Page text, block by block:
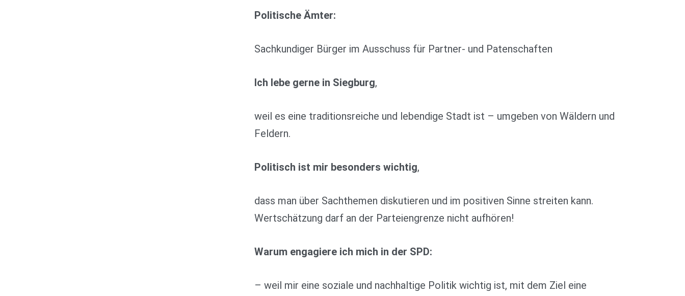
Politische Ämter:
Sachkundiger Bürger im Ausschuss für Partner- und Patenschaften
Ich lebe gerne in Siegburg,
weil es eine traditionsreiche und lebendige Stadt ist – umgeben von Wäldern und
Feldern.
Politisch ist mir besonders wichtig,
dass man über Sachthemen diskutieren und im positiven Sinne streiten kann.
Wertschätzung darf an der Parteiengrenze nicht aufhören!
Warum engagiere ich mich in der SPD:
– weil mir eine soziale und nachhaltige Politik wichtig ist, mit dem Ziel eine